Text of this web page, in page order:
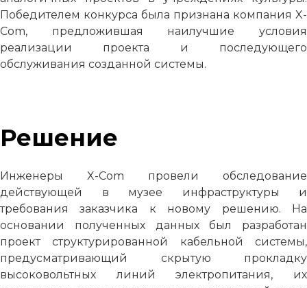
Победителем конкурса была признана компания X-
Com, предложившая наилучшие условия
реализации проекта и последующего
обслуживания созданной системы.
Решение
Инженеры X-Com провели обследование
действующей в музее инфраструктуры и
требования заказчика к новому решению. На
основании полученных данных был разработан
проект структурированной кабельной системы,
предусматривающий скрытую прокладку
высоковольтных линий электропитания, их